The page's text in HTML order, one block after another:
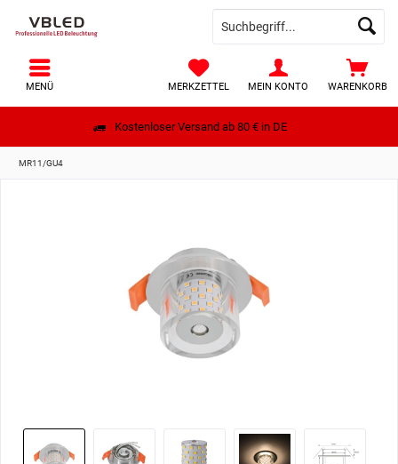
Kostenloser Versand ab 80 € in DE
WARENKORB
MERKZETTEL MEIN KONTO
MENÜ
MR11/GU4